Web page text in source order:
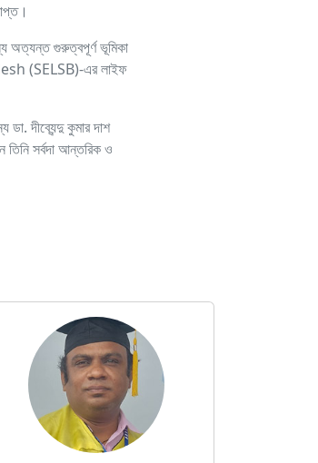
অত্যন্ত গুরুত্বপূর্ণ ভূমিকা
(SELSB)-এর লাইফ
দীব্যেন্দু কুমার দাশ
তিনি সর্বদা আন্তরিক ও